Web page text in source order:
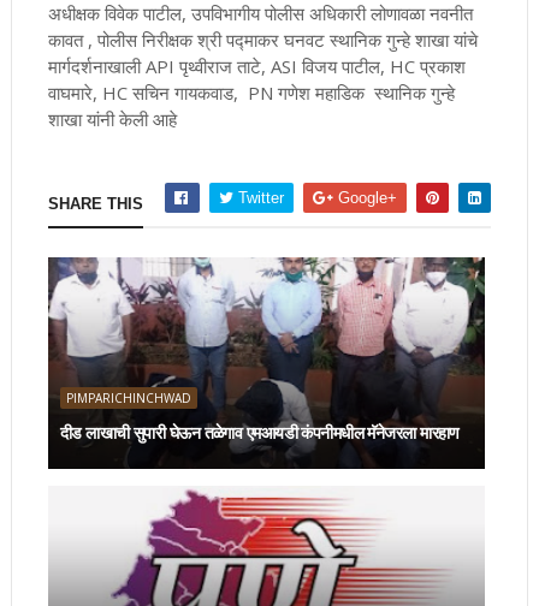
अधीक्षक विवेक पाटील, उपविभागीय पोलीस अधिकारी लोणावळा नवनीत
कावत , पोलीस निरीक्षक श्री पद्माकर घनवट स्थानिक गुन्हे शाखा यांचे
मार्गदर्शनाखाली API पृथ्वीराज ताटे, ASI विजय पाटील, HC प्रकाश
वाघमारे, HC सचिन गायकवाड, PN गणेश महाडिक स्थानिक गुन्हे
शाखा यांनी केली आहे
SHARE THIS Twitter Google+
PIMPARICHINCHWAD
दीड लाखाची सुपारी घेऊन तळेगाव एमआयडी कंपनीमधील मॅनेजरला मारहाण